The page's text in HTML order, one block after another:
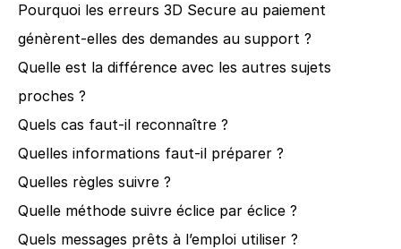
Pourquoi les erreurs 3D Secure au paiement
génèrent-elles des demandes au support ?
Quelle est la différence avec les autres sujets
proches ?
Quels cas faut-il reconnaître ?
Quelles informations faut-il préparer ?
Quelles règles suivre ?
Quelle méthode suivre éclice par éclice ?
Quels messages prêts à l’emploi utiliser ?